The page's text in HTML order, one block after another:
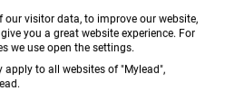
visitor data, to improve our website,
you a great website experience. For
we use open the settings.
to all websites of "Mylead",